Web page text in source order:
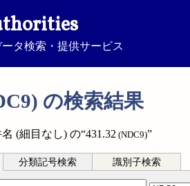
タ検索・提供サービス
の検索結果
(細目なし) の“431.32 (NDC9)”
分類記号検索 識別子検索